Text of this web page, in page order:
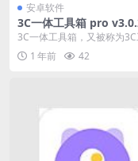
安卓软件
3C一体工具箱 pro
机维护工具箱修改版
3C一体工具箱，又被称为
箱，是一款功能强大的安卓
具箱。无论您是普通...
1 年前 42